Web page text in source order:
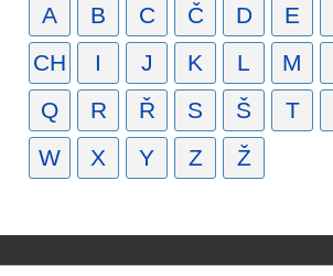
A B C Č D E
CH
I J K L M
Q
R Ř S Š T
W
X Y Z Ž